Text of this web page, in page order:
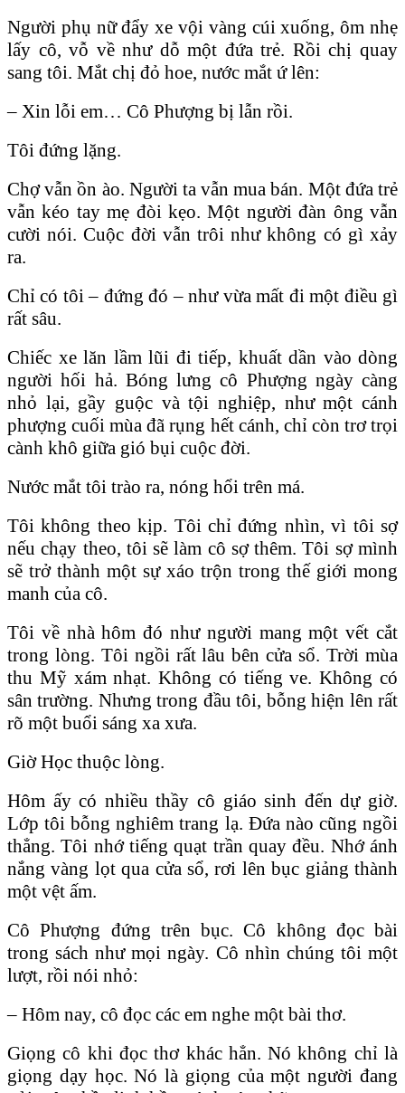
Người phụ nữ đẩy xe vội vàng cúi xuống, ôm nhẹ
lấy cô, vỗ về như dỗ một đứa trẻ. Rồi chị quay
sang tôi. Mắt chị đỏ hoe, nước mắt ứ lên:
– Xin lỗi em… Cô Phượng bị lẫn rồi.
Tôi đứng lặng.
Chợ vẫn ồn ào. Người ta vẫn mua bán. Một đứa trẻ
vẫn kéo tay mẹ đòi kẹo. Một người đàn ông vẫn
cười nói. Cuộc đời vẫn trôi như không có gì xảy
ra.
Chỉ có tôi – đứng đó – như vừa mất đi một điều gì
rất sâu.
Chiếc xe lăn lầm lũi đi tiếp, khuất dần vào dòng
người hối hả. Bóng lưng cô Phượng ngày càng
nhỏ lại, gầy guộc và tội nghiệp, như một cánh
phượng cuối mùa đã rụng hết cánh, chỉ còn trơ trọi
cành khô giữa gió bụi cuộc đời.
Nước mắt tôi trào ra, nóng hổi trên má.
Tôi không theo kịp. Tôi chỉ đứng nhìn, vì tôi sợ
nếu chạy theo, tôi sẽ làm cô sợ thêm. Tôi sợ mình
sẽ trở thành một sự xáo trộn trong thế giới mong
manh của cô.
Tôi về nhà hôm đó như người mang một vết cắt
trong lòng. Tôi ngồi rất lâu bên cửa sổ. Trời mùa
thu Mỹ xám nhạt. Không có tiếng ve. Không có
sân trường. Nhưng trong đầu tôi, bỗng hiện lên rất
rõ một buổi sáng xa xưa.
Giờ Học thuộc lòng.
Hôm ấy có nhiều thầy cô giáo sinh đến dự giờ.
Lớp tôi bỗng nghiêm trang lạ. Đứa nào cũng ngồi
thẳng. Tôi nhớ tiếng quạt trần quay đều. Nhớ ánh
nắng vàng lọt qua cửa sổ, rơi lên bục giảng thành
một vệt ấm.
Cô Phượng đứng trên bục. Cô không đọc bài
trong sách như mọi ngày. Cô nhìn chúng tôi một
lượt, rồi nói nhỏ:
– Hôm nay, cô đọc các em nghe một bài thơ.
Giọng cô khi đọc thơ khác hẳn. Nó không chỉ là
giọng dạy học. Nó là giọng của một người đang